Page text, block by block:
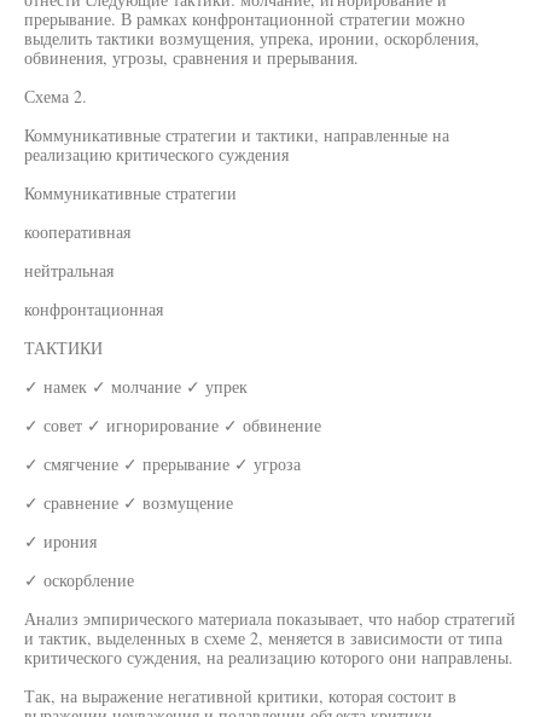
прерывание. В рамках конфронтационной стратегии можно
выделить тактики возмущения, упрека, иронии, оскорбления,
обвинения, угрозы, сравнения и прерывания.
Схема 2.
Коммуникативные стратегии и тактики, направленные на
реализацию критического суждения
Коммуникативные стратегии
кооперативная
нейтральная
конфронтационная
ТАКТИКИ
✓ намек ✓ молчание ✓ упрек
✓ совет ✓ игнорирование ✓ обвинение
✓ смягчение ✓ прерывание ✓ угроза
✓ сравнение ✓ возмущение
✓ ирония
✓ оскорбление
Анализ эмпирического материала показывает, что набор стратегий
и тактик, выделенных в схеме 2, меняется в зависимости от типа
критического суждения, на реализацию которого они направлены.
Так, на выражение негативной критики, которая состоит в